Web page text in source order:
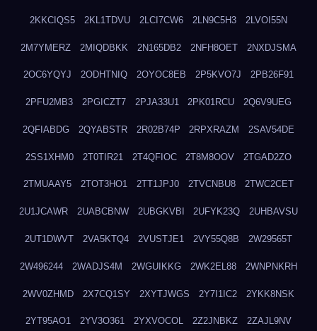
2KKCIQS5 2KL1TDVU 2LCI7CW6 2LN9C5H3 2LVOI55N
2M7YMERZ 2MIQDBKK 2N165DB2 2NFH8OET 2NXDJSMA
2OC6YQYJ 2ODHTNIQ 2OYOC8EB 2P5KVO7J 2PB26F91
2PFU2MB3 2PGICZT7 2PJA33U1 2PK01RCU 2Q6V9UEG
2QFIABDG 2QYABSTR 2R02B74P 2RPXRAZM 2SAV54DE
2SS1XHM0 2T0TIR21 2T4QFIOC 2T8M8OOV 2TGAD2ZO
2TMUAAY5 2TOT3HO1 2TT1JPJ0 2TVCNBU8 2TWC2CET
2U1JCAWR 2UABCBNW 2UBGKVBI 2UFYK23Q 2UHBAVSU
2UT1DWVT 2VA5KTQ4 2VUSTJE1 2VY55Q8B 2W29565T
2W496244 2WADJS4M 2WGUIKKG 2WK2EL88 2WNPNKRH
2WV0ZHMD 2X7CQ1SY 2XYTJWGS 2Y7I1IC2 2YKK8NSK
2YT95AO1 2YV3O361 2YXVOCOL 2Z2JNBKZ 2ZAJL9NV